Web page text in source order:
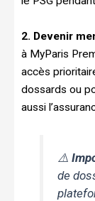
2. Devenir
à MyParis
accès
dossards ou
aussi
⚠️
de